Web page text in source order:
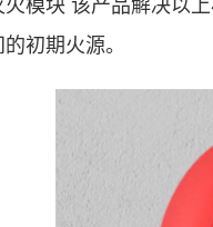
模块 该产品解决以
初期火源。